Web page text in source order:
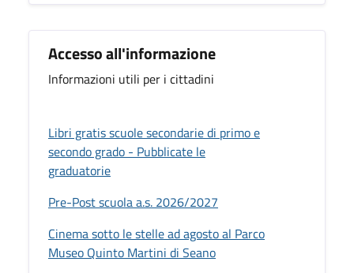
Accesso all'informazione
Informazioni utili per i cittadini
Libri gratis scuole secondarie di primo e
secondo grado - Pubblicate le
graduatorie
Pre-Post scuola a.s. 2026/2027
Cinema sotto le stelle ad agosto al Parco
Museo Quinto Martini di Seano